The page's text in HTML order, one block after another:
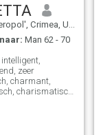
Crimea, Ukraïne
Man 62 - 70
zeer
charmant,
charismatisch